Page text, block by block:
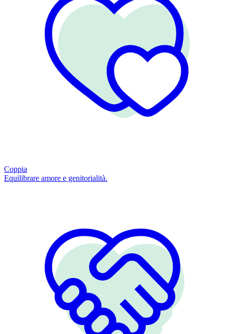
Coppia
Equilibrare amore e genitorialità.